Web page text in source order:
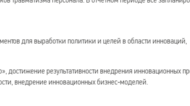
для выработки политики и целей в области инноваций,
результативности внедрения инновационных
внедрение инновационных бизнес‑моделей.